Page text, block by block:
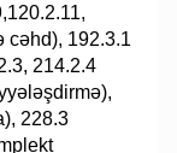
cəhd), 192.3.1
214.2.4
228.3